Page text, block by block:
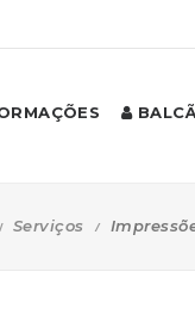
Serviços